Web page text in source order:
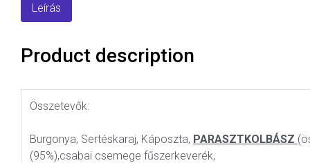
Leírás
Product description
Összetevők:
Burgonya, Sertéskaraj, Káposzta, PARASZTKOLBÁSZ
(95%),csabai csemege fűszerkeverék,